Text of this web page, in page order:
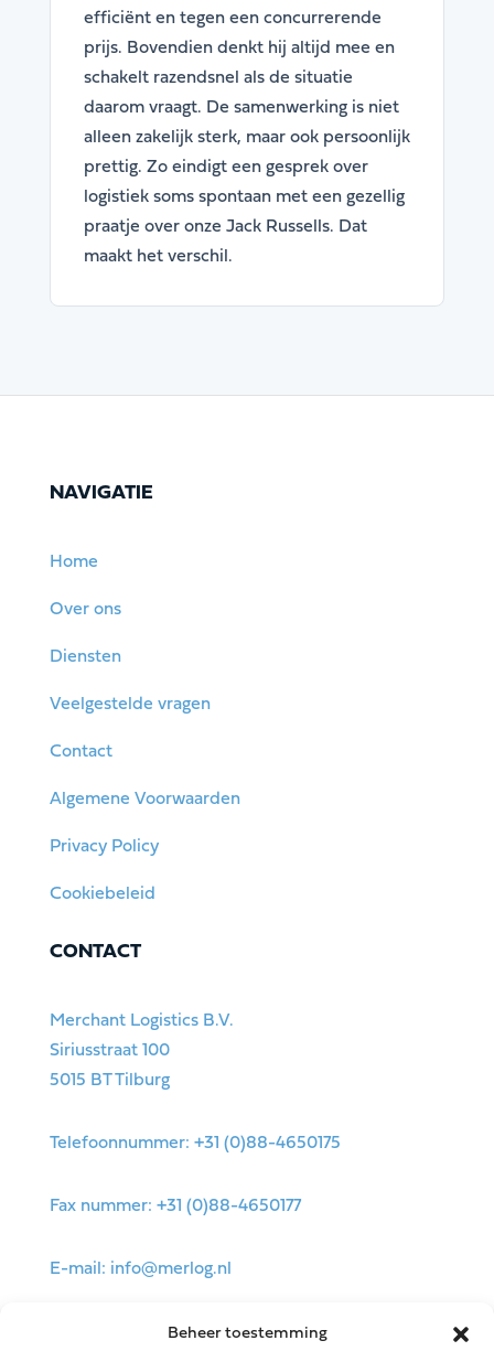
Beheer toestemming
efficiënt en tegen een concurrerende
prijs. Bovendien denkt hij altijd mee en
schakelt razendsnel als de situatie
daarom vraagt. De samenwerking is niet
alleen zakelijk sterk, maar ook persoonlijk
prettig. Zo eindigt een gesprek over
logistiek soms spontaan met een gezellig
praatje over onze Jack Russells. Dat
maakt het verschil.
NAVIGATIE
Home
Over ons
Diensten
Veelgestelde vragen
Contact
Algemene Voorwaarden
Privacy Policy
Cookiebeleid
CONTACT
Merchant Logistics B.V.
Siriusstraat 100
5015 BT Tilburg
Telefoonnummer: +31 (0)88-4650175
Fax nummer: +31 (0)88-4650177
E-mail: info@merlog.nl